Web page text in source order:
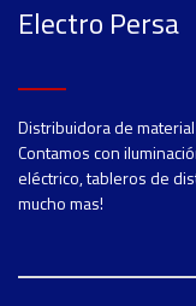
Electro Persa
Distribuidora de
Contamos con
eléctrico, tableros de
mucho mas!